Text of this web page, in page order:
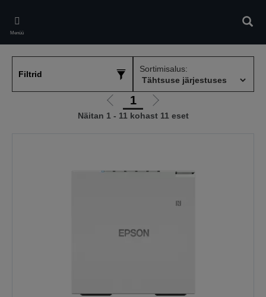
main
content
Menüü
Filtrid
Sortimisalus:
Liigu
eelmisele
1
Liigu
järgmisele
Näitan 1 - 11 kohast 11 eset